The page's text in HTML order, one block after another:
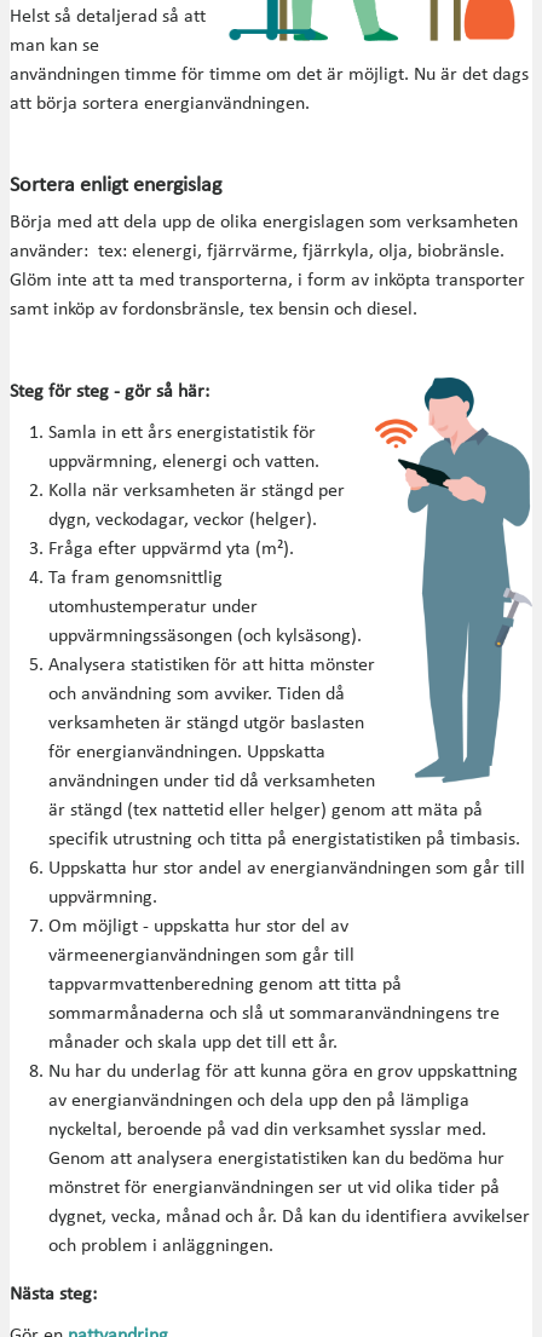
Helst så detaljerad så att
man kan se
användningen timme för timme om det är möjligt. Nu är det dags
att börja sortera energianvändningen.
Sortera enligt energislag
Börja med att dela upp de olika energislagen som verksamheten
använder: tex: elenergi, fjärrvärme, fjärrkyla, olja, biobränsle.
Glöm inte att ta med transporterna, i form av inköpta transporter
samt inköp av fordonsbränsle, tex bensin och diesel.
Steg för steg - gör så här:
Samla in ett års energistatistik för
uppvärmning, elenergi och vatten.
Kolla när verksamheten är stängd per
dygn, veckodagar, veckor (helger).
Fråga efter uppvärmd yta (m²).
Ta fram genomsnittlig
utomhustemperatur under
uppvärmningssäsongen (och kylsäsong).
Analysera statistiken för att hitta mönster
och användning som avviker. Tiden då
verksamheten är stängd utgör baslasten
för energianvändningen. Uppskatta
användningen under tid då verksamheten
är stängd (tex nattetid eller helger) genom att mäta på
specifik utrustning och titta på energistatistiken på timbasis.
Uppskatta hur stor andel av energianvändningen som går till
uppvärmning.
Om möjligt - uppskatta hur stor del av
värmeenergianvändningen som går till
tappvarmvattenberedning genom att titta på
sommarmånaderna och slå ut sommaranvändningens tre
månader och skala upp det till ett år.
Nu har du underlag för att kunna göra en grov uppskattning
av energianvändningen och dela upp den på lämpliga
nyckeltal, beroende på vad din verksamhet sysslar med.
Genom att analysera energistatistiken kan du bedöma hur
mönstret för energianvändningen ser ut vid olika tider på
dygnet, vecka, månad och år. Då kan du identifiera avvikelser
och problem i anläggningen.
Nästa steg: